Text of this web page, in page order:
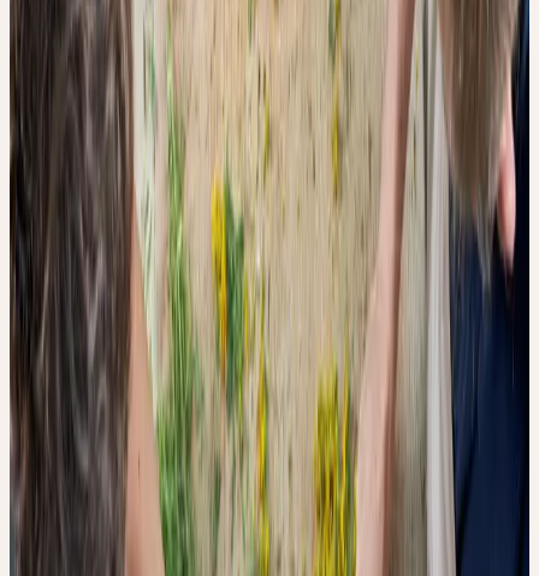
kryogenen Bedingungen — also bei extrem niedrigen
Temperaturen mit flüssigem Stickstoff — gemahlen, um
enzymatische Prozesse zu hemmen und einen möglichst
oxidationsfreien Referenzextrakt zu erhalten. Anschliessend wurde
dasselbe Pflanzenmaterial nach 30 Minuten Luftkontakt extrahiert,
um den Effekt der Oxidation zu simulieren.
Die resultierenden Tinkturen wurden mit UV-Vis-Spektroskopie,
einem Antioxidanzien-Assay (Kaliumpermanganat) und einem
enzymatischen Tyrosinase-Test analysiert. Zusätzlich wurden
mehrere kommerziell erhältliche Urtinkturen verschiedener
Hersteller — darunter Ceres Heilmittel AG — auf ihren
Oxidationszustand hin untersucht.
WAS PASSIERT, WENN EINE PFLANZE ZU LANGE
Das Ergebnis des Oxidationsstresstests ist eindeutig: Bereits 30